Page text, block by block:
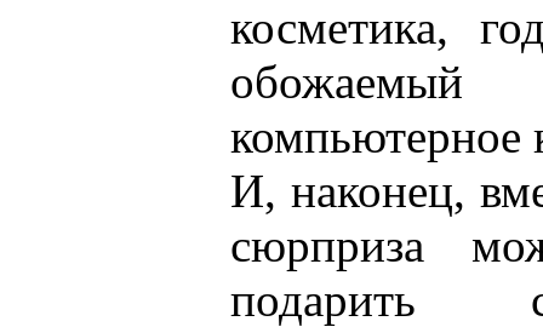
косметика,
компьютерное
И, наконец,
сюрприза
подарить